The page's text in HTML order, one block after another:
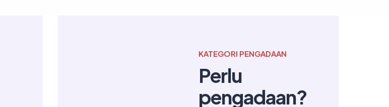
KATEGORI PENGADAAN
Perlu
pengadaan?